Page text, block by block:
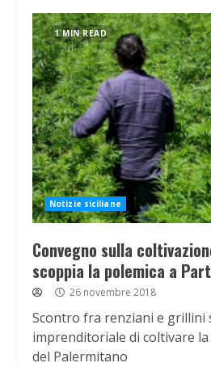
1 MIN READ
Notizie siciliane
Convegno sulla
scoppia la polemica a
26 novembre 2018
Scontro fra renziani e
imprenditoriale di coltivare
del Palermitano